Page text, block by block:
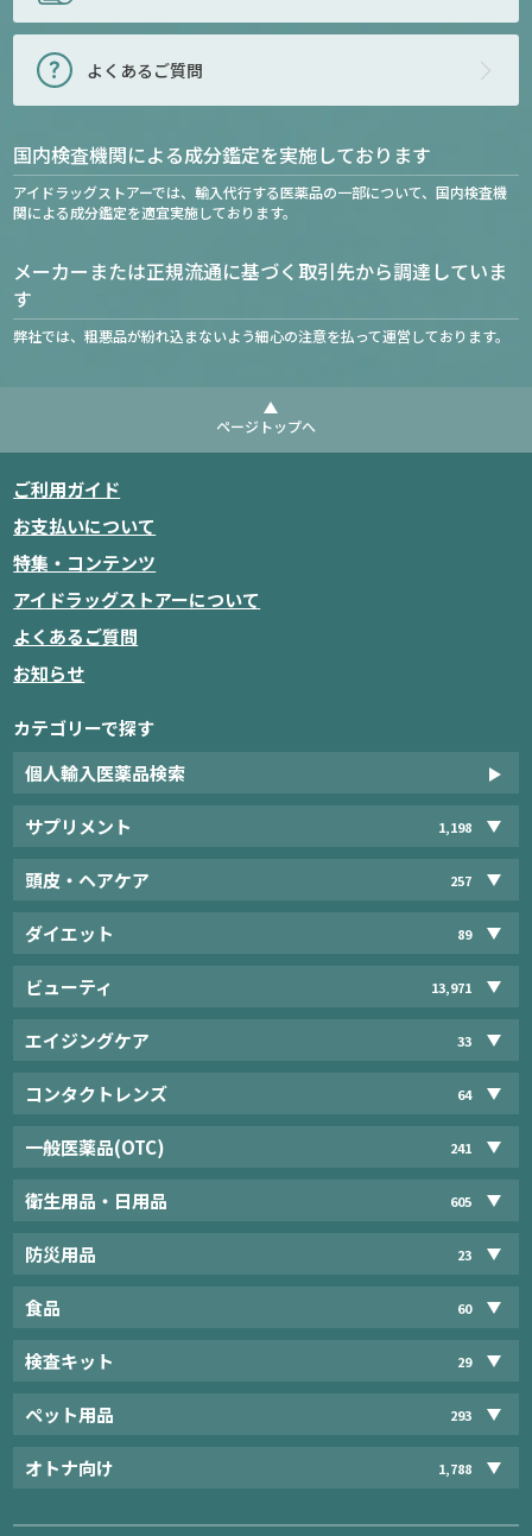
よくあるご質問
国内検査機関による成分鑑定を実施しております
アイドラッグストアーでは、輸入代行する医薬品の一部について、国内検査機
関による成分鑑定を適宜実施しております。
メーカーまたは正規流通に基づく取引先から調達していま
す
弊社では、粗悪品が紛れ込まないよう細心の注意を払って運営しております。
ページトップへ
ご利用ガイド
お支払いについて
特集・コンテンツ
アイドラッグストアーについて
よくあるご質問
お知らせ
カテゴリーで探す
個人輸入医薬品検索
サプリメント 1,198
頭皮・ヘアケア 257
ダイエット 89
ビューティ 13,971
エイジングケア 33
コンタクトレンズ 64
一般医薬品(OTC) 241
衛生用品・日用品 605
防災用品 23
食品 60
検査キット 29
ペット用品 293
オトナ向け 1,788